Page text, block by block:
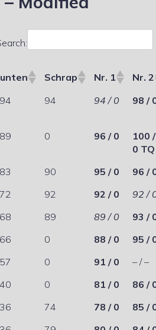
Schrap Nr. 1
Nr. 2
94 94 / 0 98 /
0 96 / 0
100 /
0 TQ
90 95 / 0
96 /
92 92 / 0
92 /
89 89 / 0
93 /
0 88 / 0
95 /
0 91 / 0
– / –
0 81 / 0
86 /
74 78 / 0
85 /